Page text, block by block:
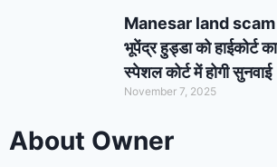
Manesar land scam
भूपेंद्र हुड्डा को हाईकोर्ट
स्पेशल कोर्ट में होगी सुनवाई
November 7, 2025
About Owner